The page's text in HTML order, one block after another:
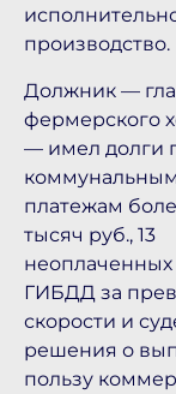
производство.
Должник —
фермерского
— имел долги
коммунальным
платежам
тысяч руб., 13
ГИБДД за
скорости и
решения о
пользу